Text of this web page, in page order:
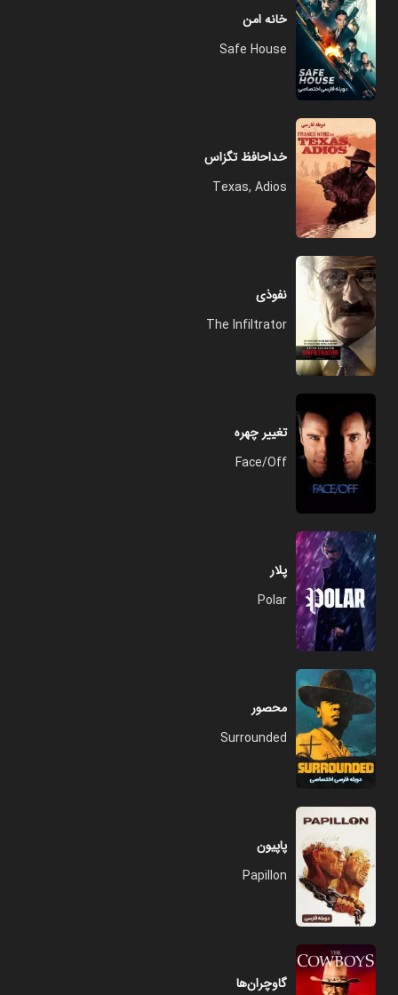
خانه امن
Safe House
خداحافظ تگزاس
Texas, Adios
نفوذی
The Infiltrator
تغییر چهره
Face/Off
پلار
Polar
محصور
Surrounded
پاپیون
Papillon
گاوچران‌ها